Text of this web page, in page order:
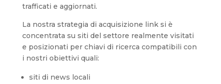
trafficati e aggiornati.
La nostra strategia di acquisizione link si è
concentrata su siti del settore realmente visitati
e posizionati per chiavi di ricerca compatibili con
i nostri obiettivi quali:
siti di news locali